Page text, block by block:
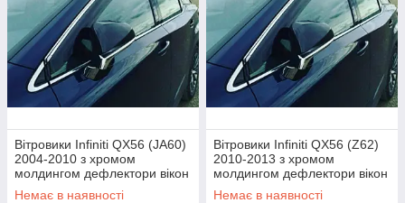
Вітровики Infiniti QX56 (JA60)
2004-2010 з хромом
молдингом дефлектори вікон
Інфініті К'ЮX56 ЙА60
Немає в наявності
Вітровики Infiniti QX56 (Z62)
2010-2013 з хромом
молдингом дефлектори вікон
Інфініті К'ЮX56 З62
Немає в наявності